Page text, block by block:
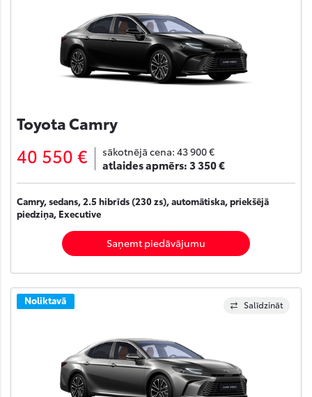
Toyota Camry
40 550 € sākotnējā cena: 43 900 €
atlaides apmērs:3 350 €
Camry, sedans, 2.5 hibrīds (230 zs), automātiska, priekšējā
piedziņa, Executive
Saņemt piedāvājumu
Salīdzināt
Noliktavā